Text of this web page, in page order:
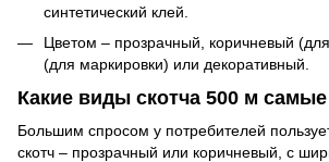
синтетический клей.
Цветом – прозрачный, коричневый
(для маркировки) или декоративный.
Какие виды скотча 500 м
Большим спросом у потребителей
скотч – прозрачный или коричневый, с